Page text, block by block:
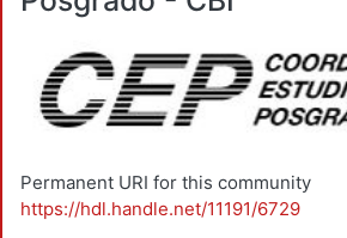
Permanent URI for this community
https://hdl.handle.net/11191/6729